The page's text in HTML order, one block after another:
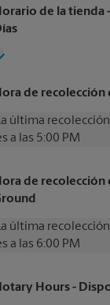
de la tienda
de recolección
última
a las 5:00 PM
5:00
2:00
Sin
de recolección
última
a las 6:00 PM
6:00
Hours-